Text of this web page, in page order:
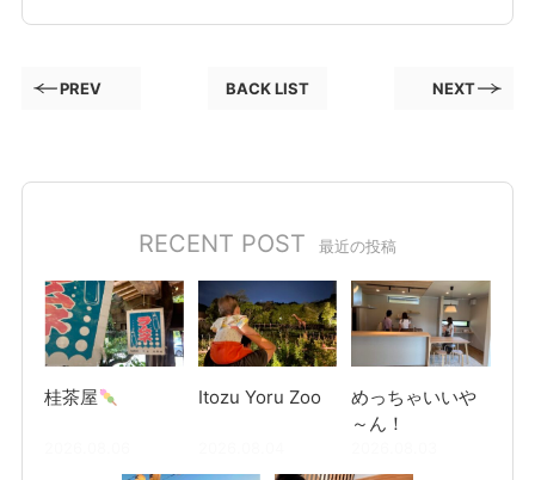
PREV BACK LIST NEXT
RECENT POST 最近の投稿
桂茶屋 Itozu Yoru Zoo
めっちゃいいや
～ん！